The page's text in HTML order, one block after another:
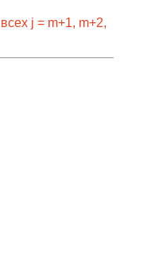
j = m+1, m+2,